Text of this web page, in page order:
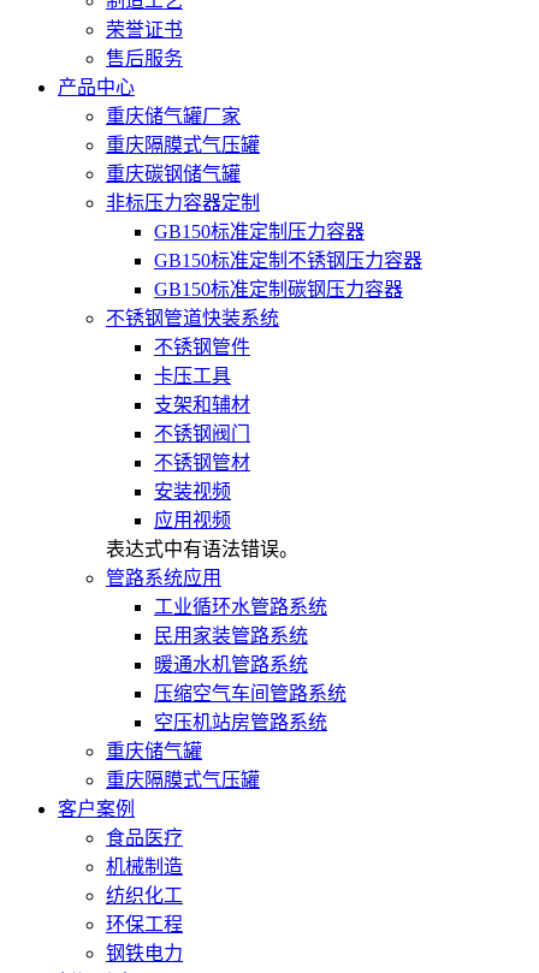
荣誉证书
售后服务
产品中心
重庆储气罐厂家
重庆隔膜式气压罐
重庆碳钢储气罐
非标压力容器定制
GB150标准定制压力容器
GB150标准定制不锈钢压力容器
GB150标准定制碳钢压力容器
不锈钢管道快装系统
不锈钢管件
卡压工具
支架和辅材
不锈钢阀门
不锈钢管材
安装视频
应用视频
表达式中有语法错误。
管路系统应用
工业循环水管路系统
民用家装管路系统
暖通水机管路系统
压缩空气车间管路系统
空压机站房管路系统
重庆储气罐
重庆隔膜式气压罐
客户案例
食品医疗
机械制造
纺织化工
环保工程
钢铁电力